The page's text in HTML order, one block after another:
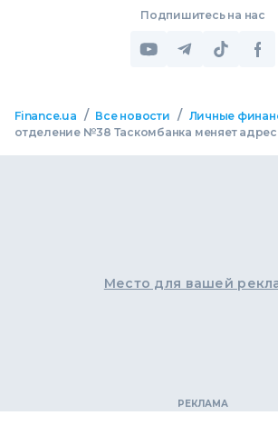
Подпишитесь на нас
Finance.ua / Все новости / Личные
отделение №38 Таскомбанка меняет
Место для вашей